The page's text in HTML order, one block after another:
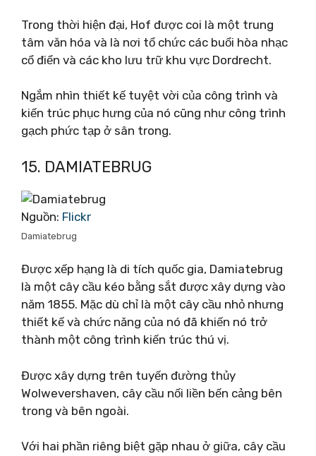
Trong thời hiện đại, Hof được coi là một trung
tâm văn hóa và là nơi tổ chức các buổi hòa nhạc
cổ điển và các kho lưu trữ khu vực Dordrecht.
Ngắm nhìn thiết kế tuyệt vời của công trình và
kiến ​​trúc phục hưng của nó cũng như công trình
gạch phức tạp ở sân trong.
15. DAMIATEBRUG
Nguồn: Flickr
Damiatebrug
Được xếp hạng là di tích quốc gia, Damiatebrug
là một cây cầu kéo bằng sắt được xây dựng vào
năm 1855. Mặc dù chỉ là một cây cầu nhỏ nhưng
thiết kế và chức năng của nó đã khiến nó trở
thành một công trình kiến ​​trúc thú vị.
Được xây dựng trên tuyến đường thủy
Wolwevershaven, cây cầu nối liền bến cảng bên
trong và bên ngoài.
Với hai phần riêng biệt gặp nhau ở giữa, cây cầu